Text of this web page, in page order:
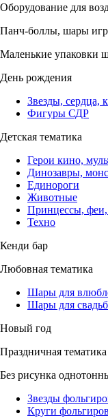
Оборудование для
Панч-боллы, шары
Маленькие упаковки
День рождения
Звезды, сердца,
Фигуры СДР
Детская тематика
Герои кино,
Динозавры,
Единороги
Животные
Принцессы,
Техно
Кенди бар
Любовная тематика
Шары для
Шары для
Новый год
Праздничная тематика
Без рисунка
Звезды
Круги